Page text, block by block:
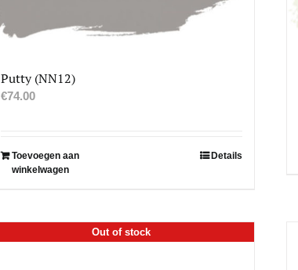
Putty (NN12)
€74.00
Toevoegen aan
winkelwagen
Details
Out of stock